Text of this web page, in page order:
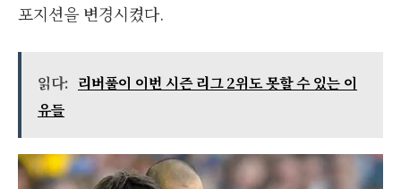
포지션을 변경시켰다.
읽다: 리버풀이 이번 시즌 리그 2위도 못할 수 있는 이
유들